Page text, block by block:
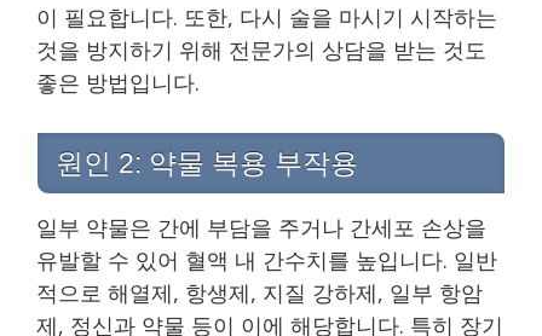
이 필요합니다. 또한, 다시 술을 마시기 시작하는
것을 방지하기 위해 전문가의 상담을 받는 것도
좋은 방법입니다.
원인 2: 약물 복용 부작용
일부 약물은 간에 부담을 주거나 간세포 손상을
유발할 수 있어 혈액 내 간수치를 높입니다. 일반
적으로 해열제, 항생제, 지질 강하제, 일부 항암
제, 정신과 약물 등이 이에 해당합니다. 특히 장기